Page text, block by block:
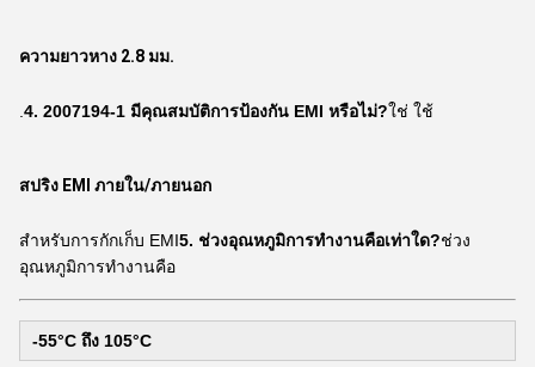
ความยาวหาง 2.8 มม.
.4. 2007194-1 มีคุณสมบัติการป้องกัน EMI หรือไม่?ใช่ ใช้
สปริง EMI ภายใน/ภายนอก
สำหรับการกักเก็บ EMI5. ช่วงอุณหภูมิการทำงานคือเท่าใด?ช่วง
อุณหภูมิการทำงานคือ
-55°C ถึง 105°C